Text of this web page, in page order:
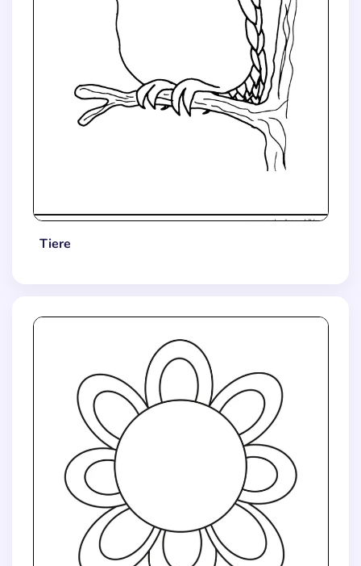
Tiere